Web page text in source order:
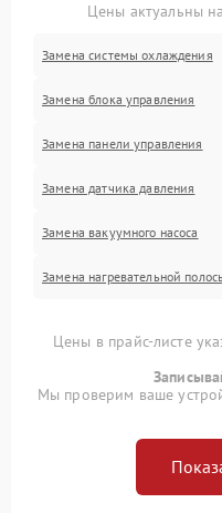
Цены актуальны
Замена системы охлаждения
Замена блока управления
Замена панели управления
Замена датчика давления
Замена вакуумного насоса
Замена нагревательной
Цены в прайс-листе
Мы проверим ваше